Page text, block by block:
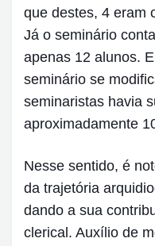
que destes, 4 eram
Já o seminário
apenas 12 alunos.
seminário se
seminaristas havia
aproximadamente
Nesse sentido, é
da trajetória
dando a sua
clerical. Auxílio de